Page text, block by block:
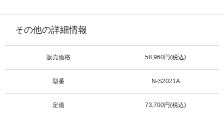
その他の詳細情報
販売価格 58,960円(税込)
型番 N-S2021A
定価 73,700円(税込)